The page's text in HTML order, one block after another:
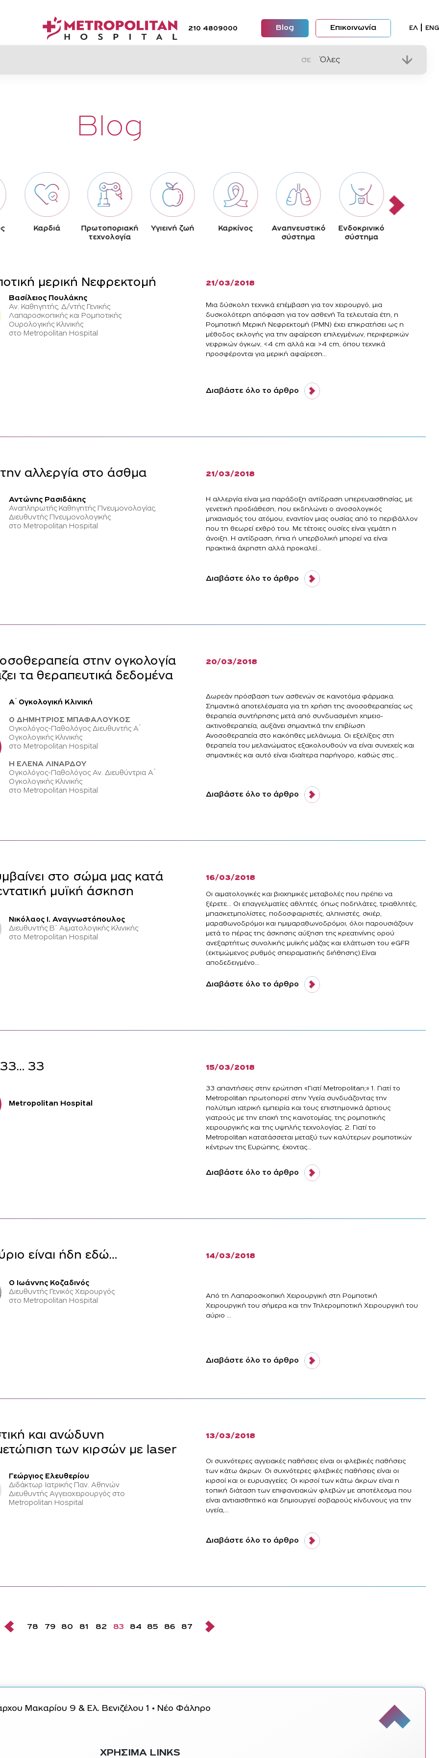
210 4809000 Blog Επικοινωνία ΕΛ ENG
σε
Blog
Καρδιά
Πρωτοποριακή
τεχνολογία
Yγιεινή ζωή Καρκίνος
Αναπνευστικό
σύστημα
Ενδοκρινικό
σύστημα
μερική Νεφρεκτομή
Βασίλειος Πουλάκης
Αν. Καθηγητής, Δ/ντής Γενικής
Λαπαροσκοπικής και Ρομποτικής
Ουρολογικής Κλινικής
στο Metropolitan Hospital
21/03/2018
Μια δύσκολη τεχνικά επέμβαση για τον χειρουργό, μια
δυσκολότερη απόφαση για τον ασθενή Τα τελευταία έτη, η
Ρομποτική Μερική Νεφρεκτομή (ΡΜΝ) έχει επικρατήσει ως η
μέθοδος εκλογής για την αφαίρεση επιλεγμένων, περιφερικών
νεφρικών όγκων, <4 cm αλλά και >4 cm, όπου τεχνικά
προσφέρονται για μερική αφαίρεση...
Διαβάστε όλο το άρθρο
αλλεργία στο άσθμα
Αντώνης Ρασιδάκης
Αναπληρωτής Καθηγητής Πνευμονολογίας,
Διευθυντής Πνευμονολογικής
στο Metropolitan Hospital
21/03/2018
Η αλλεργία είναι μια παράδοξη αντίδραση υπερευαισθησίας, με
γενετική προδιάθεση, που εκδηλώνει o ανοσολογικός
μηχανισμός του ατόμου, εναντίον μιας ουσίας από το περιβάλλον
που τη θεωρεί εχθρό του. Με τέτοιες ουσίες είναι γεμάτη η
άνοιξη. Η αντίδραση, ήπια ή υπερβολική μπορεί να είναι
πρακτικά άχρηστη αλλά προκαλεί...
Διαβάστε όλο το άρθρο
στην ογκολογία
τα θεραπευτικά δεδομένα
Α ́ Ογκολογική Κλινική
Ο ΔΗΜΗΤΡΙΟΣ ΜΠΑΦΑΛΟΥΚΟΣ
Ογκολόγος-Παθολόγος Διευθυντής Α ́
Ογκολογικής Κλινικής
στο Metropolitan Hospital
Η ΕΛΕΝΑ ΛΙΝΑΡΔΟΥ
Ογκολόγος-Παθολόγος Αν. Διευθύντρια Α ́
Ογκολογικής Κλινικής
στο Metropolitan Hospital
20/03/2018
Δωρεάν πρόσβαση των ασθενών σε καινοτόμα φάρμακα.
Σημαντικά αποτελέσματα για τη χρήση της ανοσοθεραπείας ως
θεραπεία συντήρησης μετά από συνδυασμένη χημειο-
ακτινοθεραπεία, αυξάνει σημαντικά την επιβίωση
Ανοσοθεραπεία στο κακόηθες μελάνωμα. Οι εξελίξεις στη
θεραπεία του μελανώματος εξακολουθούν να είναι συνεχείς και
σημαντικές και αυτό είναι ιδιαίτερα παρήγορο, καθώς στις...
Διαβάστε όλο το άρθρο
στο σώμα μας κατά
μυϊκή άσκηση
Νικόλαος Ι. Αναγνωστόπουλος
Διευθυντής Β΄ Αιματολογικής Κλινικής
στο Metropolitan Hospital
16/03/2018
Οι αιματολογικές και βιοχημικές μεταβολές που πρέπει να
ξέρετε... Οι επαγγελματίες αθλητές, όπως ποδηλάτες, τριαθλητές,
μπασκετμπολίστες, ποδοσφαιριστές, αλπινιστές, σκιέρ,
μαραθωνοδρόμοι και ημιμαραθωνοδρόμοι, όλοι παρουσιάζουν
μετά το πέρας της άσκησης αύξηση της κρεατινίνης ορού
ανεξαρτήτως συνολικής μυϊκής μάζας και ελάττωση του eGFR
(εκτιμώμενος ρυθμός σπειραματικής διήθησης).Είναι
αποδεδειγμένο...
Διαβάστε όλο το άρθρο
33
Metropolitan Hospital
15/03/2018
33 απαντήσεις στην ερώτηση «Γιατί Metropolitan;» 1. Γιατί το
Metropolitan πρωτοπορεί στην Υγεία συνδυάζοντας την
πολύτιμη ιατρική εμπειρία και τους επιστημονικά άρτιους
γιατρούς με την εποχή της καινοτομίας, της ρομποτικής
χειρουργικής και της υψηλής τεχνολογίας. 2. Γιατί το
Metropolitan κατατάσσεται μεταξύ των καλύτερων ρομποτικών
κέντρων της Ευρώπης, έχοντας...
Διαβάστε όλο το άρθρο
είναι ήδη εδώ…
Ο Ιωάννης Κοζαδινός
Διευθυντής Γενικός Χειρουργός
στο Metropolitan Hospital
14/03/2018
Από τη Λαπαροσκοπική Χειρουργική στη Ρομποτική
Χειρουργική του σήμερα και την Τηλερομποτική Χειρουργική του
αύριο ...
Διαβάστε όλο το άρθρο
και ανώδυνη
των κιρσών με laser
Γεώργιος Ελευθερίου
Διδάκτωρ Ιατρικής Παν. Αθηνών
Διευθυντής Αγγειοχειρουργός στο
Metropolitan Hospital
13/03/2018
Οι συχνότερες αγγειακές παθήσεις είναι οι φλεβικές παθήσεις
των κάτω άκρων. Οι συχνότερες φλεβικές παθήσεις είναι οι
κιρσοί και οι ευρυαγγείες. Οι κιρσοί των κάτω άκρων είναι η
τοπική διάταση των επιφανειακών φλεβών με αποτέλεσμα που
είναι αντιαισθητικό και δημιουργεί σοβαρούς κίνδυνους για την
υγεία,...
Διαβάστε όλο το άρθρο
78 79 80 81 82 83 84 85 86 87
Μακαρίου 9 & Ελ. Βενιζέλου 1 • Νέο Φάληρο
ΧΡΗΣΙΜΑ LINKS